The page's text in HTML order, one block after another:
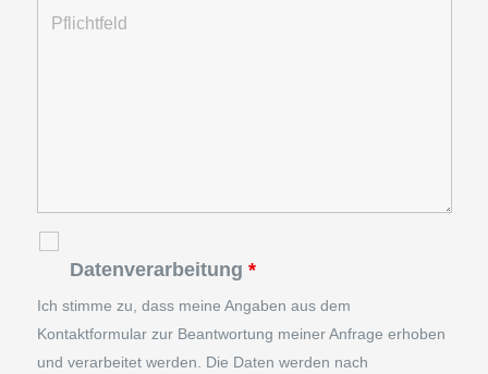
Datenverarbeitung *
Ich stimme zu, dass meine Angaben aus dem
Kontaktformular zur Beantwortung meiner Anfrage erhoben
und verarbeitet werden. Die Daten werden nach